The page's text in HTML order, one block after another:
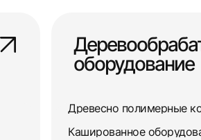
оборудование
Древесно полимерные
Кашированное